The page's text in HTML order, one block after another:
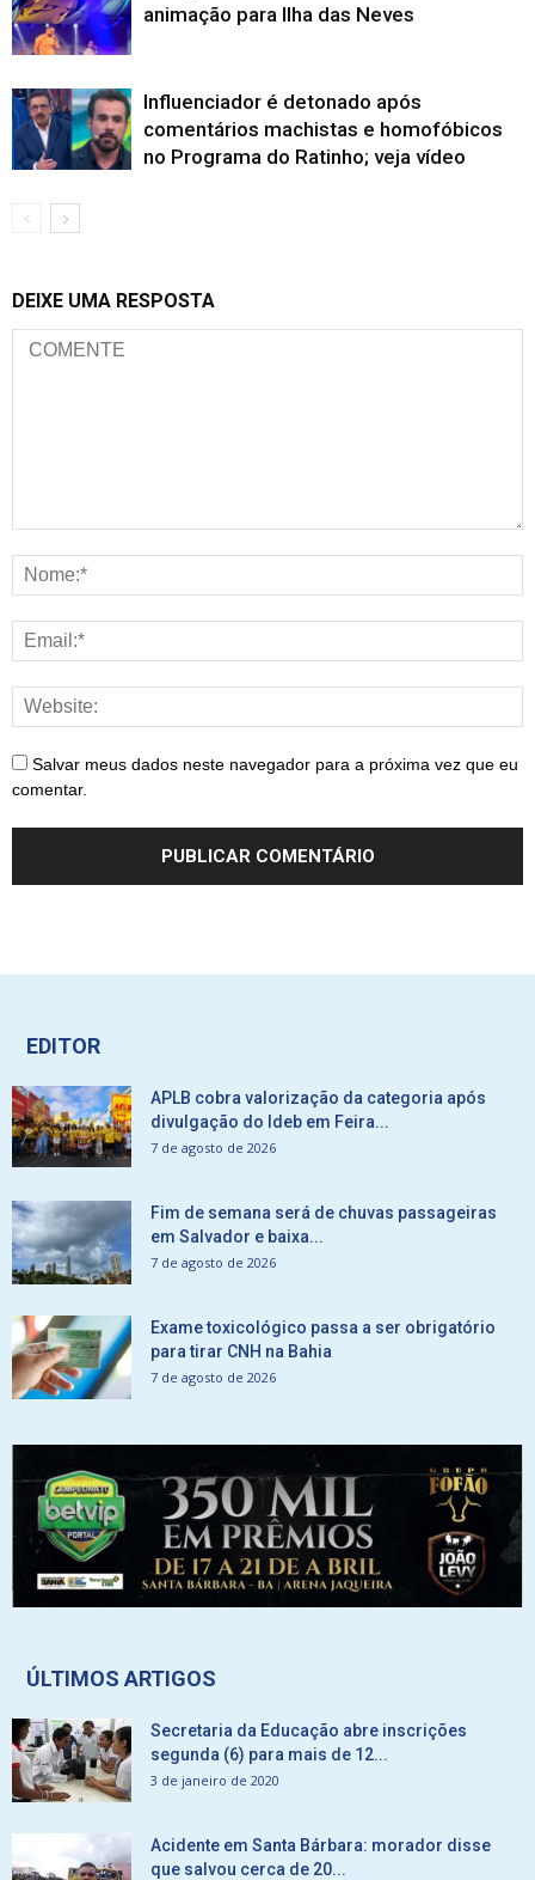
animação para Ilha das Neves
Influenciador é detonado após
comentários machistas e homofóbicos
no Programa do Ratinho; veja vídeo
DEIXE UMA RESPOSTA
Salvar meus dados neste navegador para a próxima vez que eu
comentar.
EDITOR
APLB cobra valorização da categoria após
divulgação do Ideb em Feira...
7 de agosto de 2026
Fim de semana será de chuvas passageiras
em Salvador e baixa...
7 de agosto de 2026
Exame toxicológico passa a ser obrigatório
para tirar CNH na Bahia
7 de agosto de 2026
ÚLTIMOS ARTIGOS
Secretaria da Educação abre inscrições
segunda (6) para mais de 12...
3 de janeiro de 2020
Acidente em Santa Bárbara: morador disse
que salvou cerca de 20...